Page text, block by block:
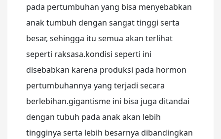
pada pertumbuhan yang bisa menyebabkan
anak tumbuh dengan sangat tinggi serta
besar, sehingga itu semua akan terlihat
seperti raksasa.kondisi seperti ini
disebabkan karena produksi pada hormon
pertumbuhannya yang terjadi secara
berlebihan.gigantisme ini bisa juga ditandai
dengan tubuh pada anak akan lebih
tingginya serta lebih besarnya dibandingkan